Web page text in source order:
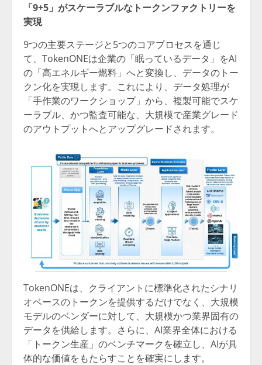
「9+5 」 がスケーラブルなトークンファクトリーを
実現
9つの主要ステージと5つのコアプロセスを通じ
て、TokenONEは企業の「眠っているデータ」をAI
の「高エネルギー燃料」へと変換し、データのトー
クン化を実現します。これにより、データ処理が
「手作業のワークショップ」から、複製可能でスケ
ーラブル、かつ監査可能な、大規模で産業グレード
のアウトプットへとアップグレードされます。
TokenONEは、クライアントに標準化されたシナリ
オベースのトークンを提供するだけでなく、大規模
モデルのベンダーに対して、大規模かつ業界固有の
データを供給します。さらに、AI業界全体における
「トークン生産」のベンチマークを確立し、AIが具
体的な価値をもたらすことを確実にします。